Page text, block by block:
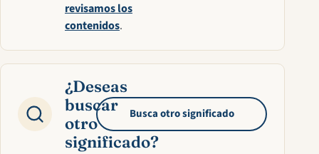
revisamos los
contenidos.
¿Deseas
buscar
otro
significado?
Busca otro significado